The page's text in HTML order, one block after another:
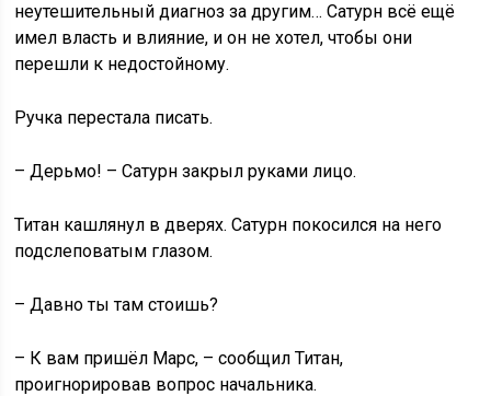
неутешительный диагноз за другим… Сатурн всё ещё
имел власть и влияние, и он не хотел, чтобы они
перешли к недостойному.
Ручка перестала писать.
– Дерьмо! – Сатурн закрыл руками лицо.
Титан кашлянул в дверях. Сатурн покосился на него
подслеповатым глазом.
– Давно ты там стоишь?
– К вам пришёл Марс, – сообщил Титан,
проигнорировав вопрос начальника.